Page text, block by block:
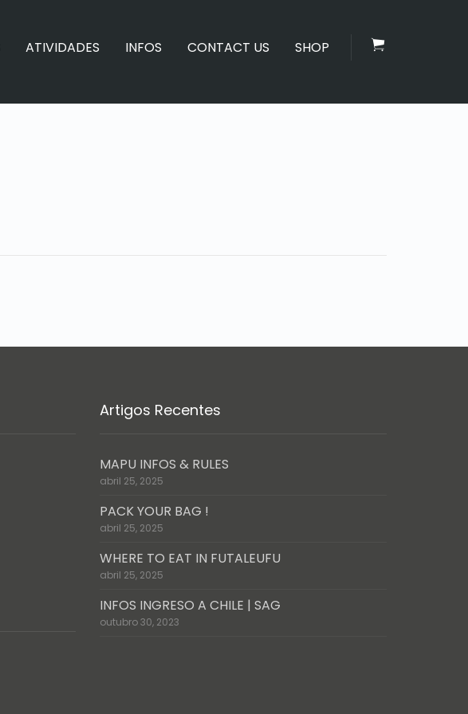
ATIVIDADES INFOS CONTACT US SHOP
Artigos Recentes
MAPU INFOS & RULES
abril 25, 2025
PACK YOUR BAG !
abril 25, 2025
WHERE TO EAT IN FUTALEUFU
abril 25, 2025
INFOS INGRESO A CHILE | SAG
outubro 30, 2023